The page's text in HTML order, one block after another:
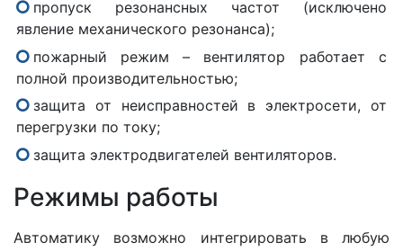
пропуск резонансных частот (исключено
явление механического резонанса);
пожарный режим – вентилятор работает с
полной производительностью;
защита от неисправностей в электросети, от
перегрузки по току;
защита электродвигателей вентиляторов.
Режимы работы
Автоматику возможно интегрировать в любую